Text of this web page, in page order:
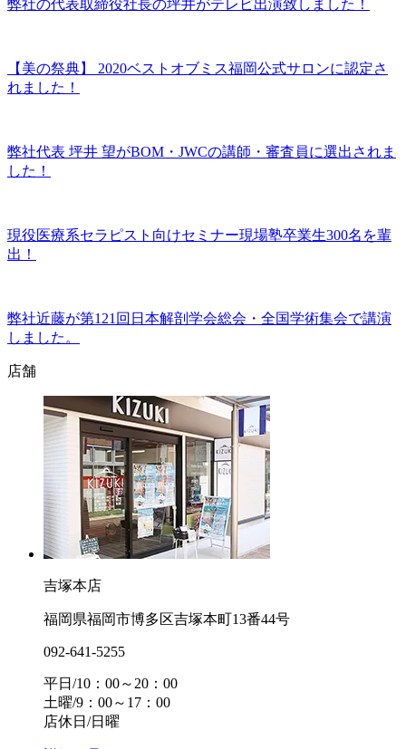
弊社の代表取締役社長の坪井がテレビ出演致しました！
【美の祭典】 2020ベストオブミス福岡公式サロンに認定さ
れました！
弊社代表 坪井 望がBOM・JWCの講師・審査員に選出されま
した！
現役医療系セラピスト向けセミナー現場塾卒業生300名を輩
出！
弊社近藤が第121回日本解剖学会総会・全国学術集会で講演
しました。
店舗
吉塚本店
福岡県福岡市博多区吉塚本町13番44号
092-641-5255
平日/10：00～20：00
土曜/9：00～17：00
店休日/日曜